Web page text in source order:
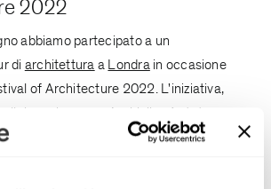
2022
abbiamo partecipato a un
di architettura a Londrain occasione
of Architecture 2022. L'iniziativa,
con Archivibe, è stata